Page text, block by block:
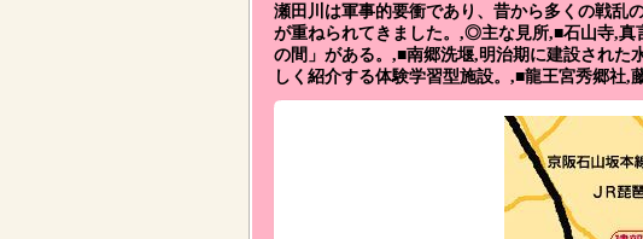
瀬田川は軍事的要衝であり、昔から多くの戦乱
が重ねられてきました。,◎主な見所,■石山寺,真
の間」がある。,■南郷洗堰,明治期に建設された
しく紹介する体験学習型施設。,■龍王宮秀郷社